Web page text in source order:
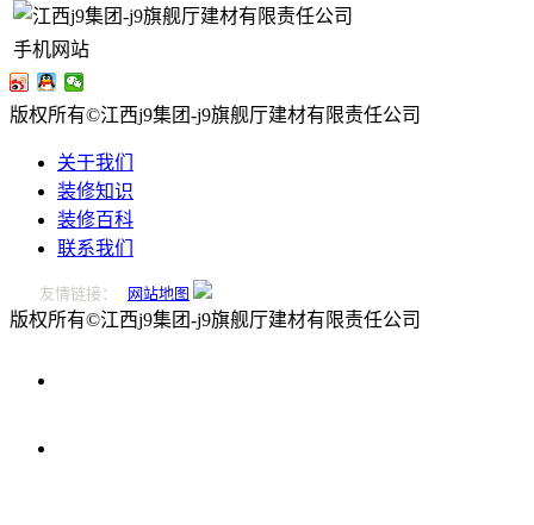
手机网站
版权所有©江西j9集团-j9旗舰厅建材有限责任公司
关于我们
装修知识
装修百科
联系我们
友情链接： 网站地图
版权所有©江西j9集团-j9旗舰厅建材有限责任公司